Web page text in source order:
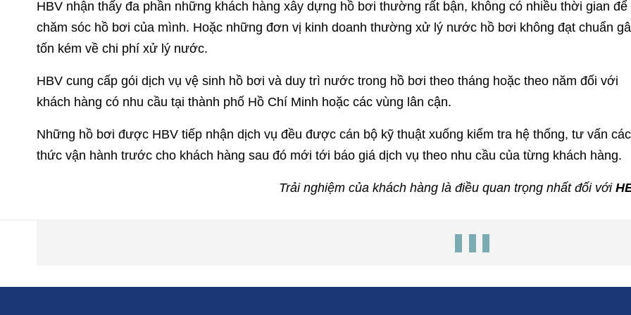
HBV nhận thấy đa phần những khách hàng xây dựng hồ bơi thường rất bận, không có nhiều thời gian để
chăm sóc hồ bơi của mình. Hoặc những đơn vị kinh doanh thường xử lý nước hồ bơi không đạt chuẩn
tốn kém về chi phí xử lý nước.
HBV cung cấp gói dịch vụ vệ sinh hồ bơi và duy trì nước trong hồ bơi theo tháng hoặc theo năm đối với
khách hàng có nhu cầu tại thành phố Hồ Chí Minh hoặc các vùng lân cận.
Những hồ bơi được HBV tiếp nhận dịch vụ đều được cán bộ kỹ thuật xuống kiểm tra hệ thống, tư vấn
thức vận hành trước cho khách hàng sau đó mới tới báo giá dịch vụ theo nhu cầu của từng khách hàng.
Trải nghiệm của khách hàng là điều quan trọng nhất đối với